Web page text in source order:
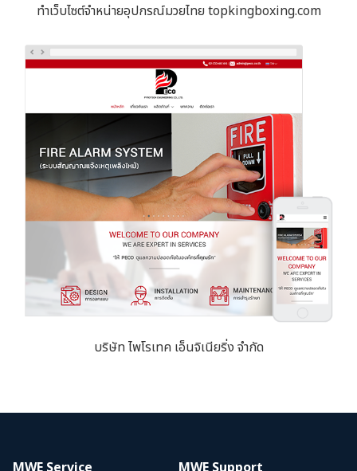
ทำเว็บไซต์จำหน่ายอุปกรณ์มวยไทย topkingboxing.com
บริษัท ไพโรเทค เอ็นจิเนียริ่ง จำกัด